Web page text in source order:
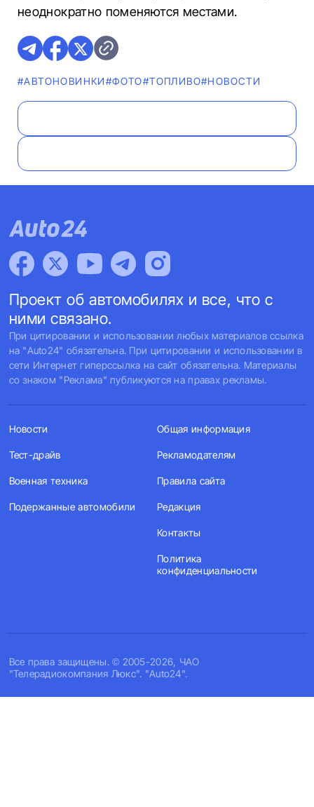
неоднократно поменяются местами.
#AВТОНОВИНКИ#ФОТО#ТОПЛИВО#НОВОСТИ
Проект об автомобилях и все, что с
ними связано.
При цитировании и использовании любых материалов ссылка
на "Auto24" обязательна. При цитировании и использовании в
сети Интернет гиперссылка на сайт обязательна. Материалы
со знаком "Реклама" публикуются на правах рекламы.
Все права защищены. © 2005-2026, ЧАО
"Телерадиокомпания Люкс". "Auto24".
Новости
Тест-драйв
Военная техника
Подержанные автомобили
Общая информация
Рекламодателям
Правила сайта
Редакция
Контакты
Политика
конфиденциальности